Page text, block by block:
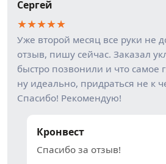
Сергей
★★★★★
Уже второй месяц все руки не
отзыв, пишу сейчас. Заказал
быстро позвонили и что самое
ну идеально, придраться не к
Спасибо! Рекомендую!
Кронвест
Спасибо за отзыв!